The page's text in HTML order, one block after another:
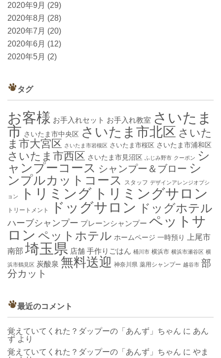
2020年9月 (29)
2020年8月 (28)
2020年7月 (20)
2020年6月 (12)
2020年5月 (2)
タグ
お客様 お手入れセット お手入れ教室 さいたま
市 さいたま市中央区 さいたま市北区 さいた
ま市大宮区 さいたま市岩槻区 さいたま市桜区 さいたま市浦和区
さいたま市西区 さいたま市見沼区 ふじみ野市 クーポン
シ
ャンプーコース シャンプー＆ブロー シ
ンプルカットコース
スタッフ デザインアレンジオプシ
ョン トリミング トリミングサロン
トリートメント ドッグサロン ドッグホテル
ハーブシャンプー プレーンシャンプー ペットサ
ロン ペットホテル ホームページ 一時預り
上尾市
南部 埼玉県 店舗 手作りごはん 桶川市 横浜市 横浜市瀬谷区 横
浜市鶴見区 炭酸泉 無料送迎 神奈川県 薬用シャンプー 越谷市 部
分カット
最近のコメント
覚えていてくれた？ダップーの「あんず」ちゃん に あん
ず より
覚えていてくれた？ダップーの「あんず」ちゃん に やま